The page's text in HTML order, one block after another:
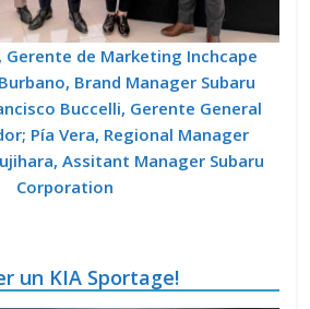
Gerente de Marketing Inchcape
Brand Manager Subaru
Buccelli, Gerente General
Pía Vera, Regional Manager
Assitant Manager Subaru
Corporation
un KIA Sportage!